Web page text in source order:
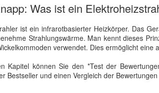
Was ist ein
ist ein infrarotbasierter Heizkörper. Das
Strahlungswärme. Man kennt dieses
verwendet. Dies ermöglicht
Kapitel können Sie den *Test der
Bestseller und einen Vergleich der